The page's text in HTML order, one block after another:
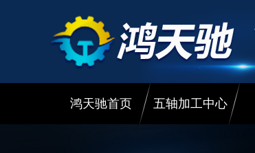
鸿天驰首页 五轴加工中心